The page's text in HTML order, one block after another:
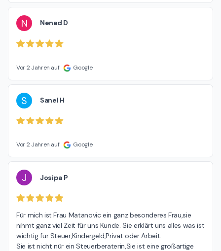
N Nenad D
Vor 2 Jahren auf Google
S Sanel H
Vor 2 Jahren auf Google
J Josipa P
Für mich ist Frau Matanovic ein ganz besonderes Frau,sie
nihmt ganz viel Zeit für uns Kunde. Sie erklärt uns alles was ist
wichtig für Steuer,Kindergeld,Privat oder Arbeit.
Sie ist nicht nür ein Steuerberaterin,Sie ist eine großartige